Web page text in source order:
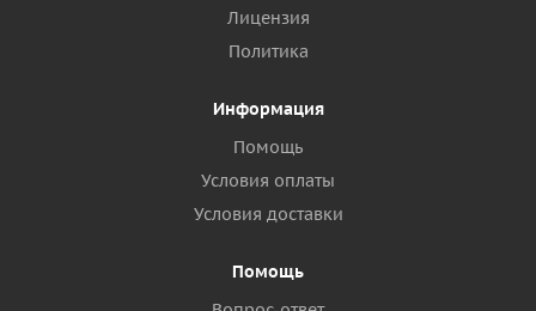
Лицензия
Политика
Информация
Помощь
Условия оплаты
Условия доставки
Помощь